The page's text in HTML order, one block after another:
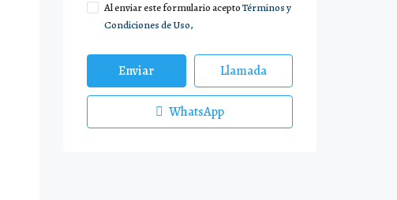
Al enviar este formulario aceptoTérminos y
Condiciones de Uso,
Enviar Llamada
WhatsApp